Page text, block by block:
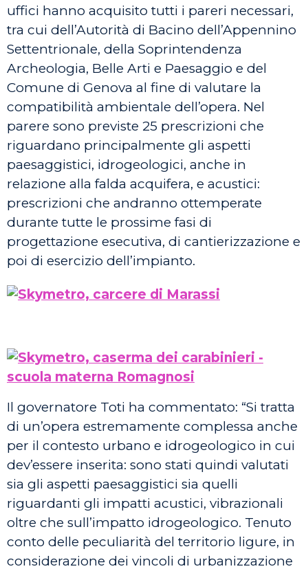
uffici hanno acquisito tutti i pareri necessari,
tra cui dell’Autorità di Bacino dell’Appennino
Settentrionale, della Soprintendenza
Archeologia, Belle Arti e Paesaggio e del
Comune di Genova al fine di valutare la
compatibilità ambientale dell’opera. Nel
parere sono previste 25 prescrizioni che
riguardano principalmente gli aspetti
paesaggistici, idrogeologici, anche in
relazione alla falda acquifera, e acustici:
prescrizioni che andranno ottemperate
durante tutte le prossime fasi di
progettazione esecutiva, di cantierizzazione e
poi di esercizio dell’impianto.
Il governatore Toti ha commentato: “Si tratta
di un’opera estremamente complessa anche
per il contesto urbano e idrogeologico in cui
dev’essere inserita: sono stati quindi valutati
sia gli aspetti paesaggistici sia quelli
riguardanti gli impatti acustici, vibrazionali
oltre che sull’impatto idrogeologico. Tenuto
conto delle peculiarità del territorio ligure, in
considerazione dei vincoli di urbanizzazione